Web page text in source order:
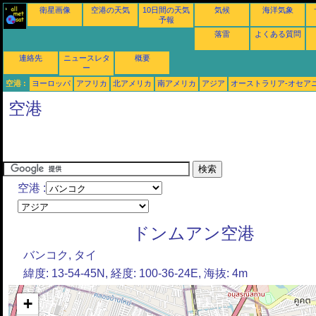
衛星画像 空港の天気
10日間の天気
予報
気候 海洋気象
落雷 よくある質問
連絡先
ニュースレタ
ー
概要
空港 : ヨーロッパ アフリカ 北アメリカ 南アメリカ アジア オーストラリア-オセア
空港
空港 :
ドンムアン空港
バンコク, タイ
緯度: 13-54-45N, 経度: 100-36-24E, 海抜: 4m
+